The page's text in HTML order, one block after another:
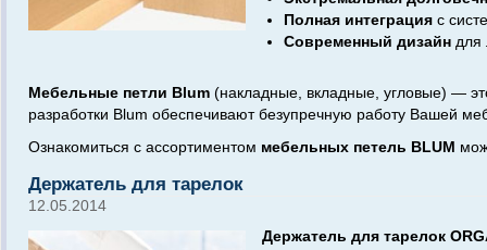
Полная интеграция с
Современный дизайн для
Мебельные петли Blum (накладные, вкладные, угловые) —
разработки Blum обеспечивают безупречную работу Вашей
Ознакомиться с ассортиментом мебельных петель BLUM
Держатель для тарелок
12.05.2014
Держатель для тарелок